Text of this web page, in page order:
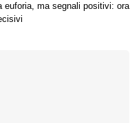
euforia, ma segnali positivi: ora